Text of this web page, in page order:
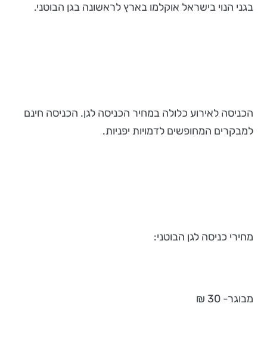
בגני הנוי בישראל אוקלמו בארץ לראשונה בגן הבוטני.
הכניסה לאירוע כלולה במחיר הכניסה לגן. הכניסה חינם
למבקרים המחופשים לדמויות יפניות.
מחירי כניסה לגן הבוטני:
מבוגר- 30 ₪